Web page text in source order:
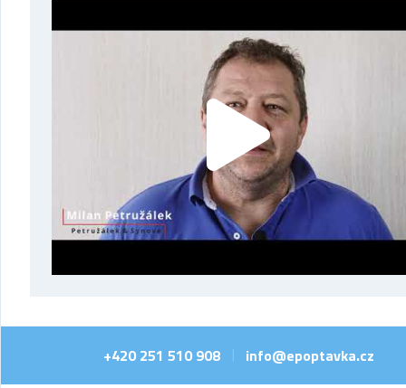
+420 251 510 908 info@epoptavka.cz